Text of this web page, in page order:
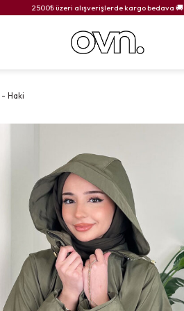
2500₺ üzeri alışverişlerde kargo bedava 🚚
- Haki